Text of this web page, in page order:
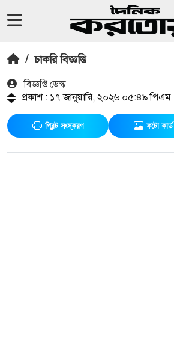
/ চাকরি বিজ্ঞপ্তি
বিজ্ঞপ্তি ডেস্ক
প্রকাশ : ১৭ জানুয়ারি, ২০২৬ ০৫:৪৯ পিএম
প্রিন্ট সংস্করণ ফটো কার্ড